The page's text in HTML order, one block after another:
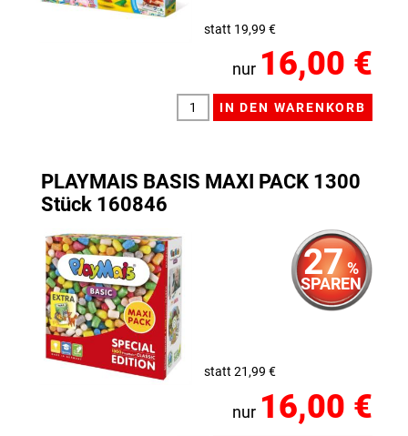
statt 19,99 €
nur 16,00 €
PLAYMAIS BASIS MAXI PACK 1300
Stück 160846
27 %
SPAREN
statt 21,99 €
nur 16,00 €